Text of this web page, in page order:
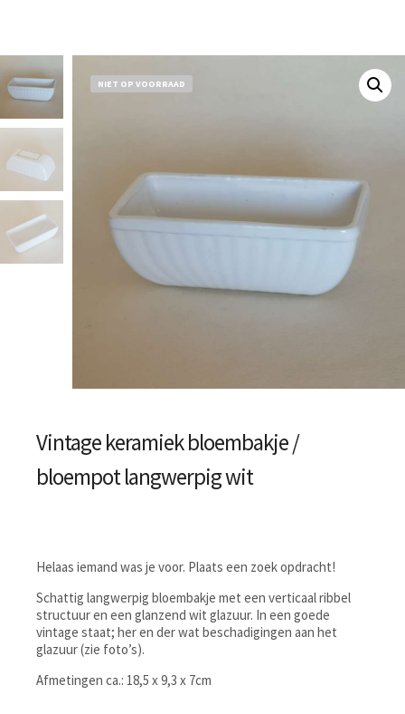
NIET OP VOORRAAD
Vintage keramiek bloembakje /
bloempot langwerpig wit
Helaas iemand was je voor. Plaats een zoek opdracht!
Schattig langwerpig bloembakje met een verticaal ribbel
structuur en een glanzend wit glazuur. In een goede
vintage staat; her en der wat beschadigingen aan het
glazuur (zie foto’s).
Afmetingen ca.: 18,5 x 9,3 x 7cm